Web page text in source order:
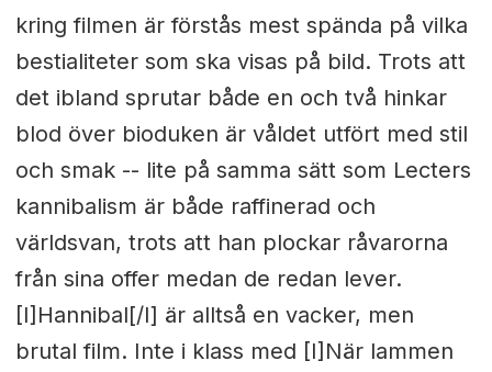
kring filmen är förstås mest spända på vilka
bestialiteter som ska visas på bild. Trots att
det ibland sprutar både en och två hinkar
blod över bioduken är våldet utfört med stil
och smak -- lite på samma sätt som Lecters
kannibalism är både raffinerad och
världsvan, trots att han plockar råvarorna
från sina offer medan de redan lever.
[I]Hannibal[/I] är alltså en vacker, men
brutal film. Inte i klass med [I]När lammen